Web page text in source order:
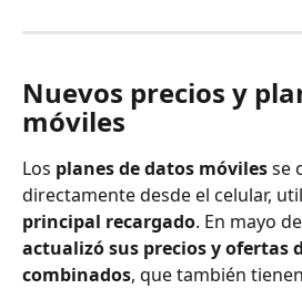
Nuevos precios y
móviles
Los planes de datos móviles se
directamente desde el celular,
principal recargado. En mayo
actualizó sus precios y ofertas
combinados, que también tienen